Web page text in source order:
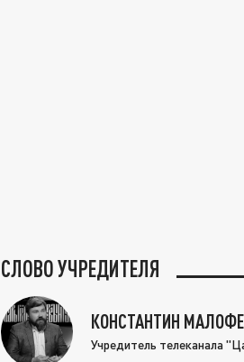
СЛОВО УЧРЕДИТЕЛЯ
КОНСТАНТИН
Учредитель телеканала